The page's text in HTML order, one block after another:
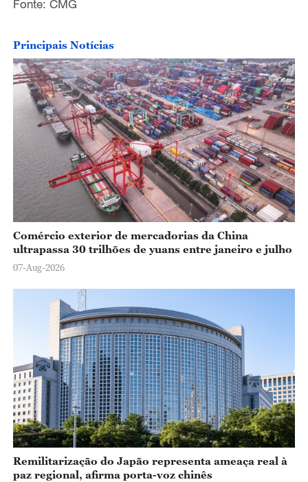
Fonte: CMG
Principais Notícias
Comércio exterior de mercadorias da China
ultrapassa 30 trilhões de yuans entre janeiro e julho
07-Aug-2026
Remilitarização do Japão representa ameaça real à
paz regional, afirma porta-voz chinês